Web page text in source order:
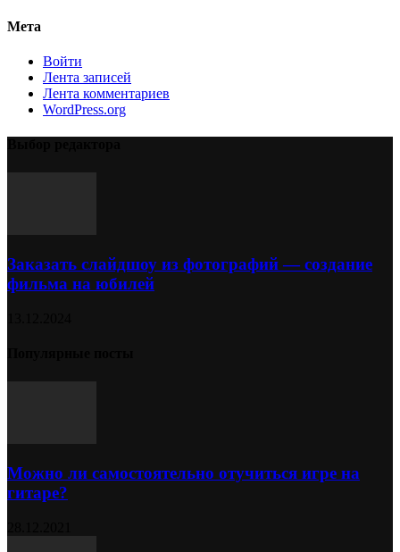
Мета
Войти
Лента записей
Лента комментариев
WordPress.org
Заказать слайдшоу из фотографий — создание
фильма на юбилей
Можно ли самостоятельно отучиться игре на
гитаре?